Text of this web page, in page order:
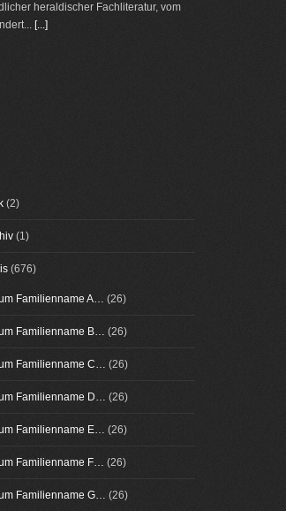
heraldischer Fachliteratur, vom
[...]
(2)
(1)
(676)
Familienname A… (26)
Familienname B… (26)
Familienname C… (26)
Familienname D… (26)
Familienname E… (26)
Familienname F… (26)
Familienname G… (26)